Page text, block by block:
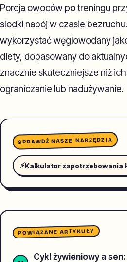
Porcja owoców po treningu
słodki napój w czasie
wykorzystać węglowodany
diety, dopasowany do
znacznie skuteczniejsze niż
ograniczanie lub nadużywanie.
SPRAWDŹ NASZE NARZĘDZIA
⚡Kalkulator zapotrzebowania
POWIĄZANE ARTYKUŁY
Cykl żywieniowy a